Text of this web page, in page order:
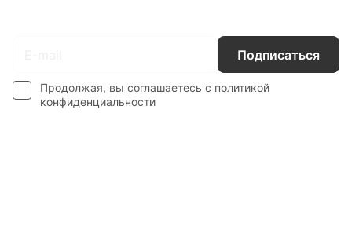
Подписаться
Продолжая, вы соглашаетесь с политикой
конфиденциальности